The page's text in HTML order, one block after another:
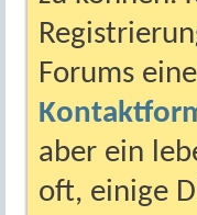
Forums
aber ein
oft, einige